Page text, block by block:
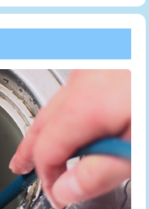
44,000円
+8,800円
11,000円~
+3,300円
33,000円
8,800円
11,000円